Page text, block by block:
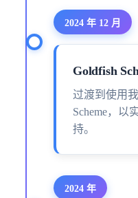
2024 年 12 月
Goldfish
过渡到使用
Scheme，以
持。
2024 年